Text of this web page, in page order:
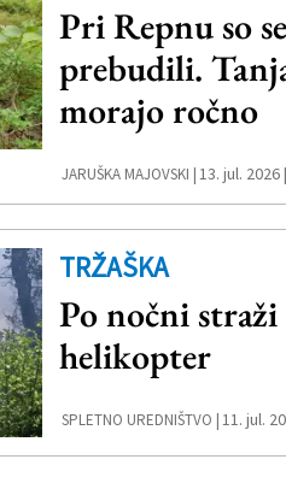
Pri Repnu so
prebudili.
morajo ročno
JARUŠKA MAJOVSKI | 13. jul. 2026
TRŽAŠKA
Po nočni
helikopter
SPLETNO UREDNIŠTVO | 11. jul.